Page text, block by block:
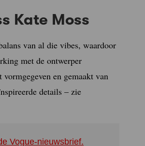
Kate Moss
van al die vibes, waardoor
met de ontwerper
en gemaakt van
details – zie
Vogue-nieuwsbrief.